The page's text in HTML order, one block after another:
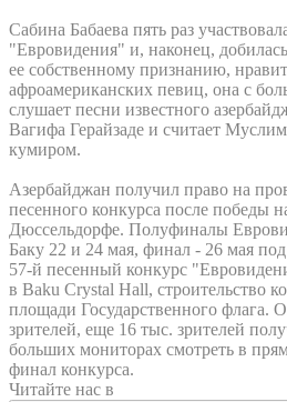
Сабина Бабаева пять раз
"Евровидения" и, наконец,
ее собственному признанию,
афроамериканских певиц, она с
слушает песни известного
Вагифа Герайзаде и считает
кумиром.
Азербайджан получил право на
песенного конкурса после победы
Дюссельдорфе. Полуфиналы
Баку 22 и 24 мая, финал - 26 мая
57-й песенный конкурс
в Baku Crystal Hall, строительство
площади Государственного флага.
зрителей, еще 16 тыс. зрителей
больших мониторах смотреть в
финал конкурса.
Читайте нас в